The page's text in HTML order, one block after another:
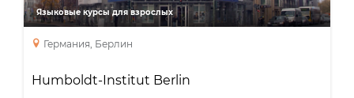
Языковые курсы для взрослых
Германия, Берлин
Humboldt-Institut Berlin